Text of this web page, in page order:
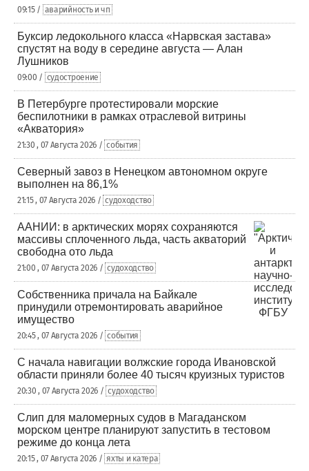
09:15 / аварийность и чп
Буксир ледокольного класса «Нарвская застава»
спустят на воду в середине августа — Алан
Лушников
09:00 / судостроение
В Петербурге протестировали морские
беспилотники в рамках отраслевой витрины
«Акватория»
21:30 , 07 Августа 2026 / события
Северный завоз в Ненецком автономном округе
выполнен на 86,1%
21:15 , 07 Августа 2026 / судоходство
ААНИИ: в арктических морях сохраняются
массивы сплоченного льда, часть акваторий
свободна ото льда
21:00 , 07 Августа 2026 / судоходство
Собственника причала на Байкале
принудили отремонтировать аварийное
имущество
20:45 , 07 Августа 2026 / события
С начала навигации волжские города Ивановской
области приняли более 40 тысяч круизных туристов
20:30 , 07 Августа 2026 / судоходство
Слип для маломерных судов в Магаданском
морском центре планируют запустить в тестовом
режиме до конца лета
20:15 , 07 Августа 2026 / яхты и катера